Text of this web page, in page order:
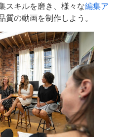
スキルを磨き、様々な編集ア
質の動画を制作しよう。